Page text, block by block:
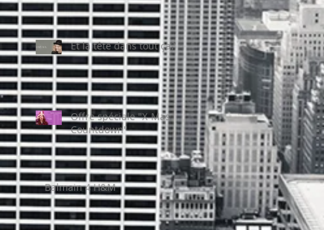
Et la tête dans tout ça?
Offre spéciale "X-Mas
Countdown"
Balmain 4 H&M